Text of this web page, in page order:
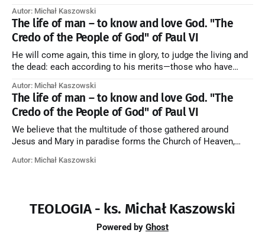
forming one Church; and we believe that in this communion
the merciful love of God and His saints is
Autor: Michał Kaszowski
The life of man – to know and love God. "The
Credo of the People of God" of Paul VI
He will come again, this time in glory, to judge the living and
the dead: each according to his merits—those who have
those who have refused them to the end going to the fire that
is not
Autor: Michał Kaszowski
The life of man – to know and love God. "The
Credo of the People of God" of Paul VI
We believe that the multitude of those gathered around
Jesus and Mary in paradise forms the Church of Heaven,
they also, in different degrees, are associated with the holy
Autor: Michał Kaszowski
TEOLOGIA - ks. Michał Kaszowski
Powered by Ghost